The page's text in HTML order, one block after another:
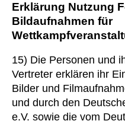
Erklärung Nutzung
Bildaufnahmen für
15) Die Personen und
Vertreter erklären ihr
Bilder und
und durch den
e.V. sowie die vom